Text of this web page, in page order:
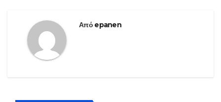
Από epanen